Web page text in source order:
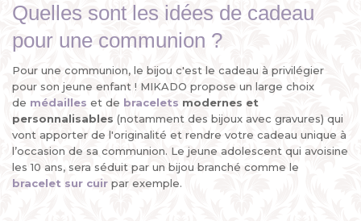
Quelles sont les idées de cadeau
pour une communion ?
Pour une communion, le bijou c'est le cadeau à privilégier
pour son jeune enfant ! MIKADO propose un large choix
de médailles et de bracelets modernes et
personnalisables (notamment des bijoux avec gravures) qui
vont apporter de l'originalité et rendre votre cadeau unique à
l’occasion de sa communion. Le jeune adolescent qui avoisine
les 10 ans, sera séduit par un bijou branché comme le
bracelet sur cuir par exemple.